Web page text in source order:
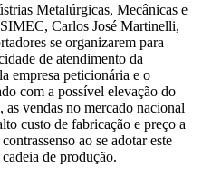
Metalúrgicas, Mecânicas e
Carlos José Martinelli,
se organizarem para
de atendimento da
empresa peticionária e o
com a possível elevação do
vendas no mercado nacional
custo de fabricação e preço a
ao se adotar este
de produção.